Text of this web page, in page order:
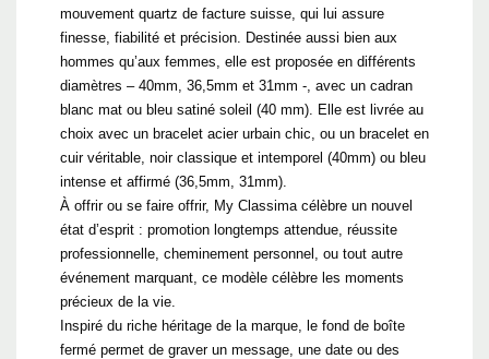
mouvement quartz de facture suisse, qui lui assure
finesse, fiabilité et précision. Destinée aussi bien aux
hommes qu’aux femmes, elle est proposée en différents
diamètres – 40mm, 36,5mm et 31mm -, avec un cadran
blanc mat ou bleu satiné soleil (40 mm). Elle est livrée au
choix avec un bracelet acier urbain chic, ou un bracelet en
cuir véritable, noir classique et intemporel (40mm) ou bleu
intense et affirmé (36,5mm, 31mm).
À offrir ou se faire offrir, My Classima célèbre un nouvel
état d’esprit : promotion longtemps attendue, réussite
professionnelle, cheminement personnel, ou tout autre
événement marquant, ce modèle célèbre les moments
précieux de la vie.
Inspiré du riche héritage de la marque, le fond de boîte
fermé permet de graver un message, une date ou des